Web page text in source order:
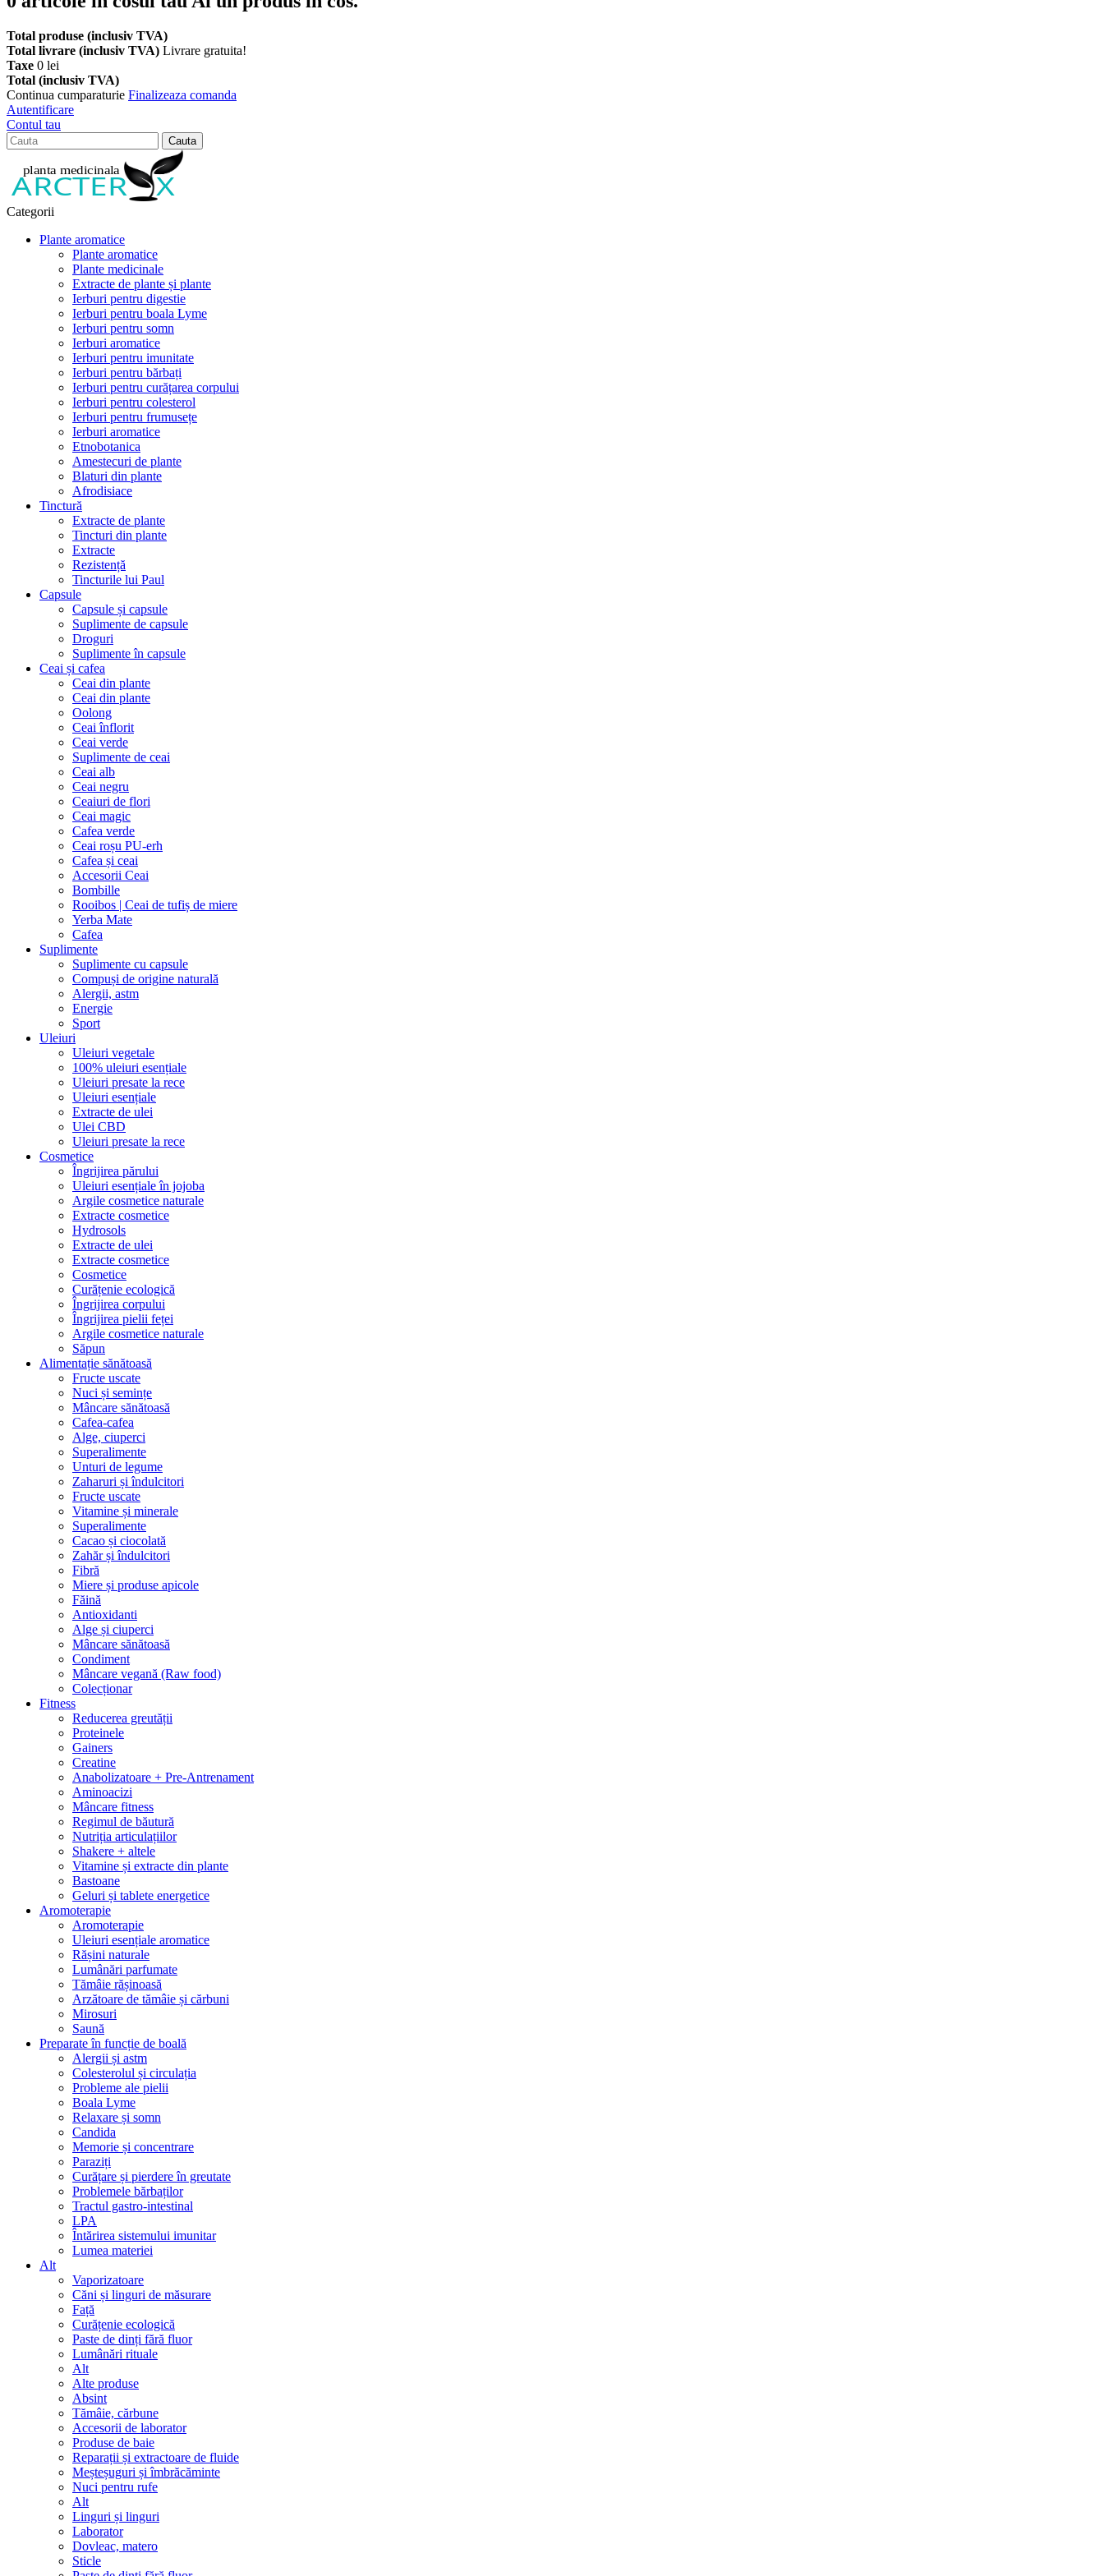
Total produse (inclusiv TVA)
Total livrare (inclusiv TVA) Livrare gratuita!
Taxe 0 lei
Total (inclusiv TVA)
Continua cumparaturie Finalizeaza comanda
Autentificare
Contul tau
Cauta
Categorii
Plante aromatice
Plante aromatice
Plante medicinale
Extracte de plante și plante
Ierburi pentru digestie
Ierburi pentru boala Lyme
Ierburi pentru somn
Ierburi aromatice
Ierburi pentru imunitate
Ierburi pentru bărbați
Ierburi pentru curățarea corpului
Ierburi pentru colesterol
Ierburi pentru frumusețe
Ierburi aromatice
Etnobotanica
Amestecuri de plante
Blaturi din plante
Afrodisiace
Tinctură
Extracte de plante
Tincturi din plante
Extracte
Rezistență
Tincturile lui Paul
Capsule
Capsule și capsule
Suplimente de capsule
Droguri
Suplimente în capsule
Ceai și cafea
Ceai din plante
Ceai din plante
Oolong
Ceai înflorit
Ceai verde
Suplimente de ceai
Ceai alb
Ceai negru
Ceaiuri de flori
Ceai magic
Cafea verde
Ceai roșu PU-erh
Cafea și ceai
Accesorii Ceai
Bombille
Rooibos | Ceai de tufiș de miere
Yerba Mate
Cafea
Suplimente
Suplimente cu capsule
Compuși de origine naturală
Alergii, astm
Energie
Sport
Uleiuri
Uleiuri vegetale
100% uleiuri esențiale
Uleiuri presate la rece
Uleiuri esențiale
Extracte de ulei
Ulei CBD
Uleiuri presate la rece
Cosmetice
Îngrijirea părului
Uleiuri esențiale în jojoba
Argile cosmetice naturale
Extracte cosmetice
Hydrosols
Extracte de ulei
Extracte cosmetice
Cosmetice
Curățenie ecologică
Îngrijirea corpului
Îngrijirea pielii feței
Argile cosmetice naturale
Săpun
Alimentație sănătoasă
Fructe uscate
Nuci și semințe
Mâncare sănătoasă
Cafea-cafea
Alge, ciuperci
Superalimente
Unturi de legume
Zaharuri și îndulcitori
Fructe uscate
Vitamine și minerale
Superalimente
Cacao și ciocolată
Zahăr și îndulcitori
Fibră
Miere și produse apicole
Făină
Antioxidanti
Alge și ciuperci
Mâncare sănătoasă
Condiment
Mâncare vegană (Raw food)
Colecționar
Fitness
Reducerea greutății
Proteinele
Gainers
Creatine
Anabolizatoare + Pre-Antrenament
Aminoacizi
Mâncare fitness
Regimul de băutură
Nutriția articulațiilor
Shakere + altele
Vitamine și extracte din plante
Bastoane
Geluri și tablete energetice
Aromoterapie
Aromoterapie
Uleiuri esențiale aromatice
Rășini naturale
Lumânări parfumate
Tămâie rășinoasă
Arzătoare de tămâie și cărbuni
Mirosuri
Saună
Preparate în funcție de boală
Alergii și astm
Colesterolul și circulația
Probleme ale pielii
Boala Lyme
Relaxare și somn
Candida
Memorie și concentrare
Paraziți
Curățare și pierdere în greutate
Problemele bărbaților
Tractul gastro-intestinal
LPA
Întărirea sistemului imunitar
Lumea materiei
Alt
Vaporizatoare
Căni și linguri de măsurare
Față
Curățenie ecologică
Paste de dinți fără fluor
Lumânări rituale
Alt
Alte produse
Absint
Tămâie, cărbune
Accesorii de laborator
Produse de baie
Reparații și extractoare de fluide
Meșteșuguri și îmbrăcăminte
Nuci pentru rufe
Alt
Linguri și linguri
Laborator
Dovleac, matero
Sticle